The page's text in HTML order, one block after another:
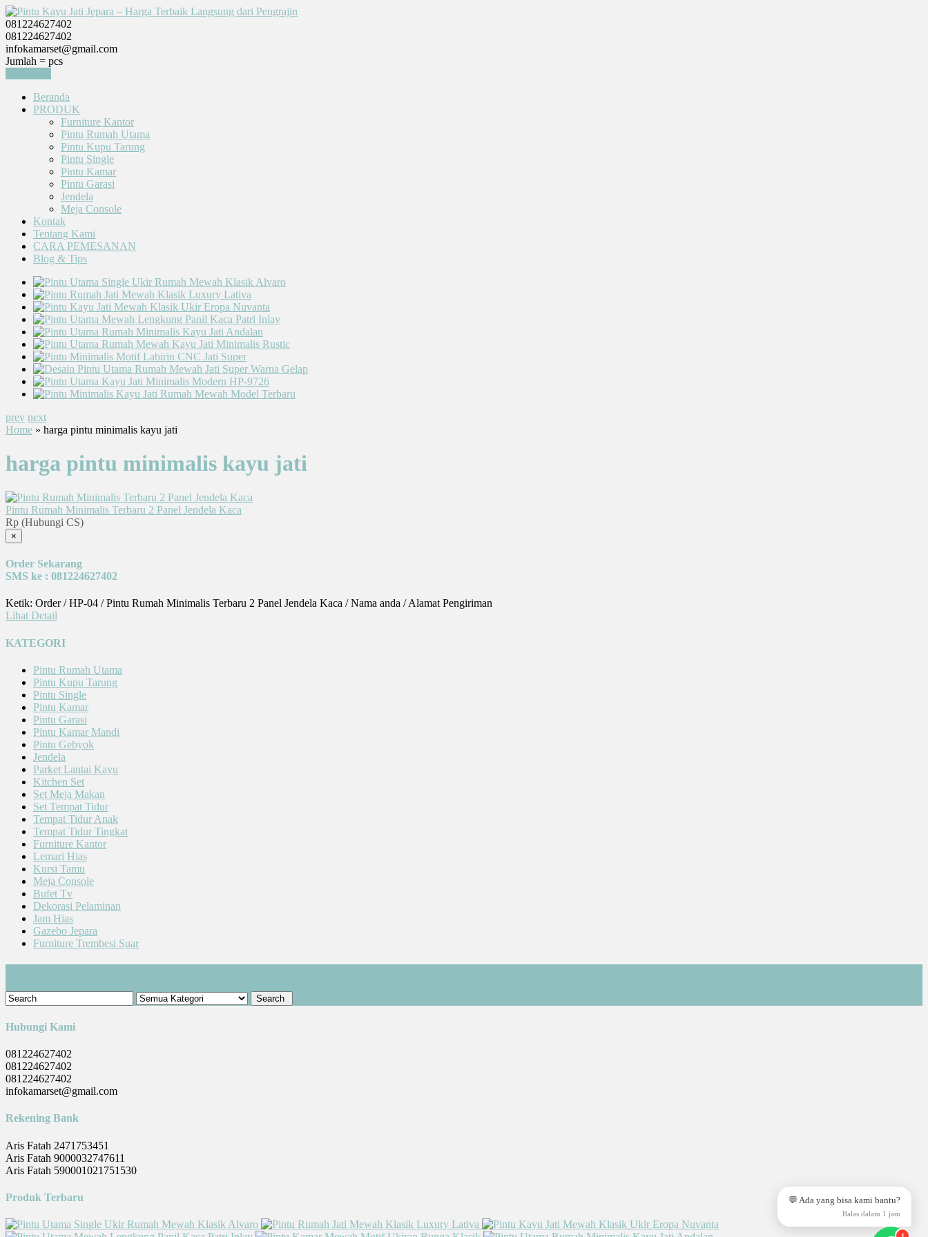
081224627402
081224627402
infokamarset@gmail.com
Jumlah = pcs
Beranda
PRODUK
Furniture Kantor
Pintu Rumah Utama
Pintu Kupu Tarung
Pintu Single
Pintu Kamar
Pintu Garasi
Jendela
Meja Console
Kontak
Tentang Kami
CARA PEMESANAN
Blog & Tips
prev next
Home » harga pintu minimalis kayu jati
harga pintu minimalis kayu jati
Pintu Rumah Minimalis Terbaru 2 Panel Jendela Kaca
Rp (Hubungi CS)
×
Order Sekarang
SMS ke : 081224627402
Ketik: Order / HP-04 / Pintu Rumah Minimalis Terbaru 2 Panel Jendela Kaca / Nama anda / Alamat Pengiriman
Lihat Detail
KATEGORI
Pintu Rumah Utama
Pintu Kupu Tarung
Pintu Single
Pintu Kamar
Pintu Garasi
Pintu Kamar Mandi
Pintu Gebyok
Jendela
Parket Lantai Kayu
Kitchen Set
Set Meja Makan
Set Tempat Tidur
Tempat Tidur Anak
Tempat Tidur Tingkat
Furniture Kantor
Lemari Hias
Kursi Tamu
Meja Console
Bufet Tv
Dekorasi Pelaminan
Jam Hias
Gazebo Jepara
Furniture Trembesi Suar
Hubungi Kami
081224627402
081224627402
081224627402
infokamarset@gmail.com
Rekening Bank
Aris Fatah 2471753451
Aris Fatah 9000032747611
Aris Fatah 590001021751530
Produk Terbaru 💬 Ada yang bisa kami bantu?
Balas dalam 1 jam